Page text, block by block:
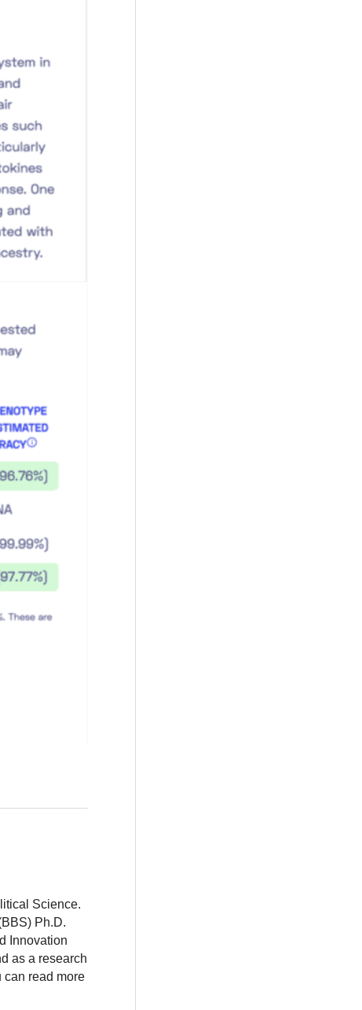
Science.
Ph.D.
Innovation
as a research
can read more